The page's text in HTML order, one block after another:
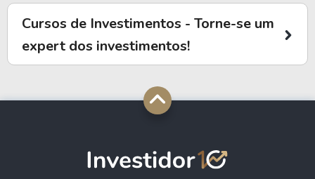
Cursos de Investimentos - Torne-se um
expert dos investimentos!